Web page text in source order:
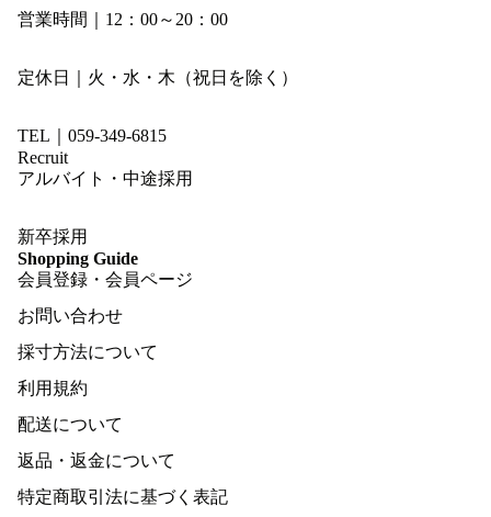
営業時間｜12：00～20：00
定休日｜火・水・木（祝日を除く）
TEL｜059-349-6815
Recruit
アルバイト・中途採用
新卒採用
Shopping Guide
会員登録・会員ページ
お問い合わせ
採寸方法について
利用規約
配送について
返品・返金について
特定商取引法に基づく表記